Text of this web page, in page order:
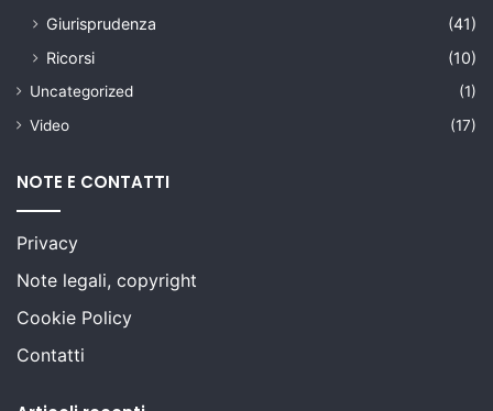
Giurisprudenza
(41)
Ricorsi
(10)
Uncategorized
(1)
Video
(17)
NOTE E CONTATTI
Privacy
Note legali, copyright
Cookie Policy
Contatti